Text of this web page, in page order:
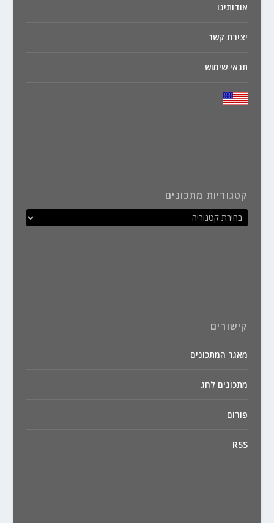
אודותינו
יצירת קשר
תנאי שימוש
קטגוריות מתכונים
קישורים
מאגר המתכונים
מתכונים לחג
פורום
RSS